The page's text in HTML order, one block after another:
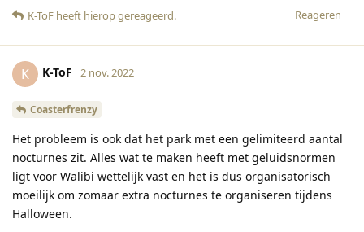
Reageren
K-ToF heeft hierop gereageerd.
K K-ToF 2 nov. 2022
Coasterfrenzy
Het probleem is ook dat het park met een gelimiteerd aantal
nocturnes zit. Alles wat te maken heeft met geluidsnormen
ligt voor Walibi wettelijk vast en het is dus organisatorisch
moeilijk om zomaar extra nocturnes te organiseren tijdens
Halloween.